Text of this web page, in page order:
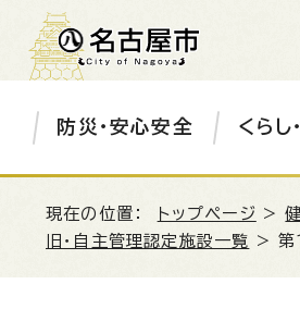
防災・安心安全 くらし
現在の位置： トップページ >
旧・自主管理認定施設一覧 > 第